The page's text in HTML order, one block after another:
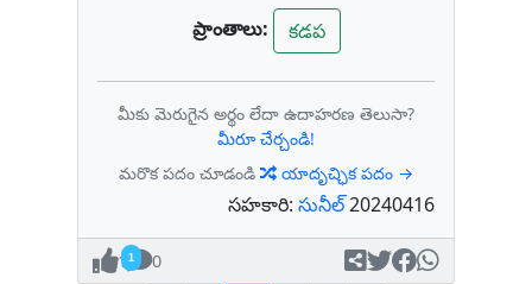
ప్రాంతాలు: కడప
మీకు మెరుగైన అర్థం లేదా ఉదాహరణ తెలుసా?
మీరూ చేర్చండి!
మరొక పదం చూడండి
యాదృచ్ఛిక పదం →
సహకారి: సునీల్20240416
1 0